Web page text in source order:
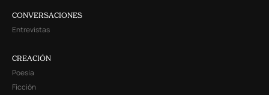
CONVERSACIONES
Entrevistas
CREACIÓN
Poesía
Ficción